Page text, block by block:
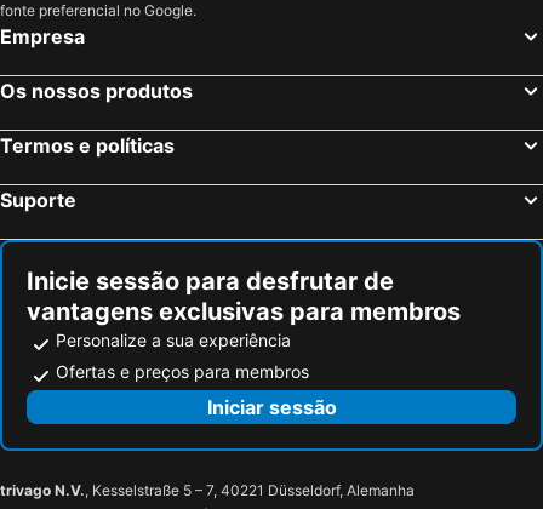
fonte preferencial no Google.
Empresa
Os nossos produtos
Termos e políticas
Suporte
Inicie sessão para desfrutar de
vantagens exclusivas para membros
Personalize a sua experiência
Ofertas e preços para membros
Iniciar sessão
trivago N.V., Kesselstraße 5 – 7, 40221 Düsseldorf, Alemanha